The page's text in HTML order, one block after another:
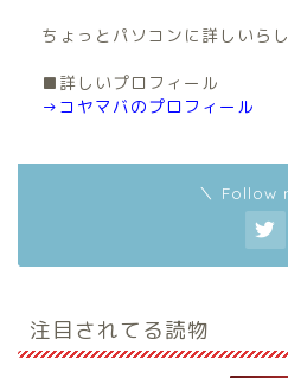
ちょっとパソコンに詳しいら
■詳しいプロフィール
→コヤマバのプロフィール
＼ Follow
注目されてる読物